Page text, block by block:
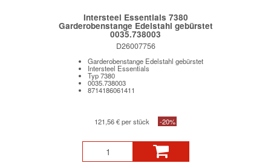
Intersteel Essentials 7380
Garderobenstange Edelstahl gebürstet
0035.738003
D26007756
Garderobenstange Edelstahl gebürstet
Intersteel Essentials
Typ 7380
0035.738003
8714186061411
121,56 € per stück -20%